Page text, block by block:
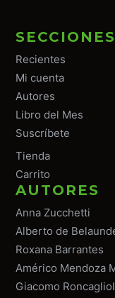
SECCIONES
Recientes
Mi cuenta
Autores
Libro del Mes
Suscríbete
Tienda
Carrito
AUTORES
Anna Zucchetti
Alberto de
Roxana Barrantes
Américo Mendoza
Giacomo